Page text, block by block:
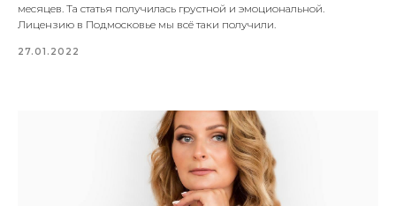
месяцев. Та статья получилась грустной и эмоциональной.
Лицензию в Подмосковье мы всё таки получили.
27.01.2022